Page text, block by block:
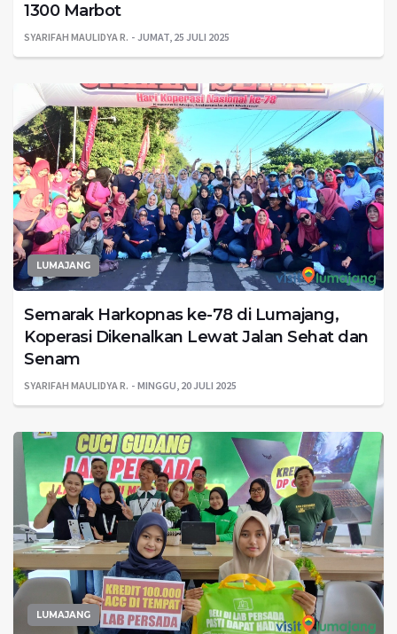
1300 Marbot
SYARIFAH MAULIDYA R. JUMAT, 25 JULI 2025
LUMAJANG
Semarak Harkopnas ke-78 di Lumajang,
Koperasi Dikenalkan Lewat Jalan Sehat dan
Senam
SYARIFAH MAULIDYA R. MINGGU, 20 JULI 2025
LUMAJANG